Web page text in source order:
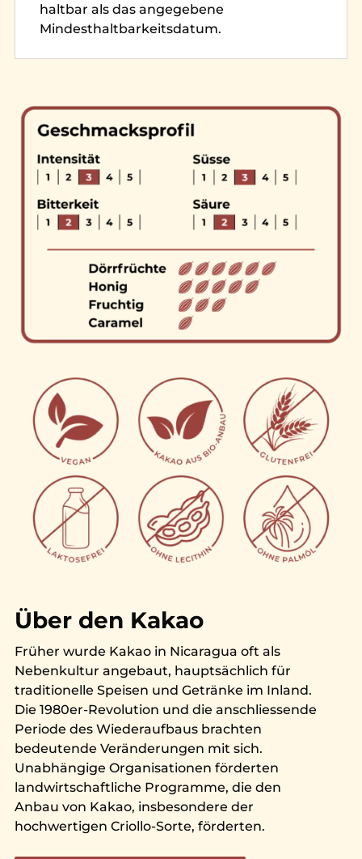
haltbar als das angegebene
Mindesthaltbarkeitsdatum.
Über den Kakao
Früher wurde Kakao in Nicaragua oft als
Nebenkultur angebaut, hauptsächlich für
traditionelle Speisen und Getränke im Inland.
Die 1980er-Revolution und die anschliessende
Periode des Wiederaufbaus brachten
bedeutende Veränderungen mit sich.
Unabhängige Organisationen förderten
landwirtschaftliche Programme, die den
Anbau von Kakao, insbesondere der
hochwertigen Criollo-Sorte, förderten.